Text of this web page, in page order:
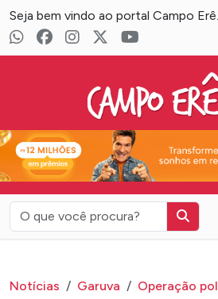
Seja bem vindo ao portal Campo
Campo
Notícias Garuva Operação